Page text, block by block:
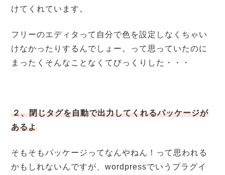
けてくれています。
フリーのエディタって自分で色を設定しなくちゃい
けなかったりするんでしょー。って思っていたのに
まったくそんなことなくてびっくりした・・・
２、閉じタグを自動で出力してくれるパッケージが
あるよ
そもそもパッケージってなんやねん！って思われる
かもしれないんですが、wordpressでいうプラグイ